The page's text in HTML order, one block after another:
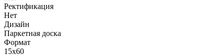
Ректификация
Нет
Дизайн
Паркетная доска
Формат
15x60